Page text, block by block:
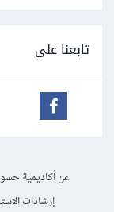
تابعنا على
عن أكاديمية
إرشادات